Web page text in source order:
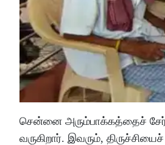
சென்னை அரும்பாக்கத்தைச்
வருகிறார். இவரும்,